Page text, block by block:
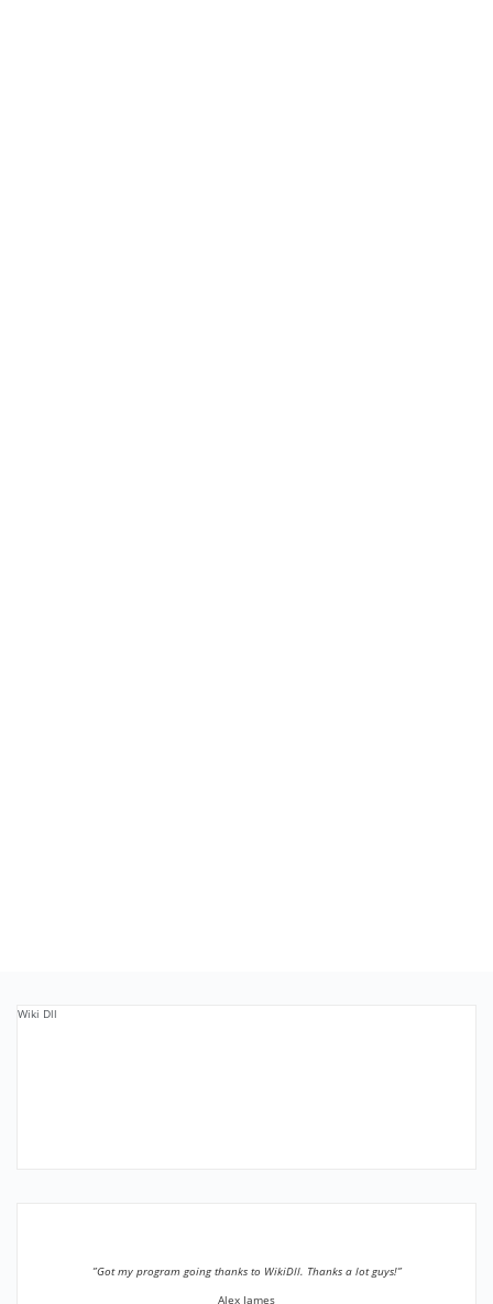
Wiki Dll
”Got my program going thanks to WikiDll. Thanks a lot guys!”
Alex James